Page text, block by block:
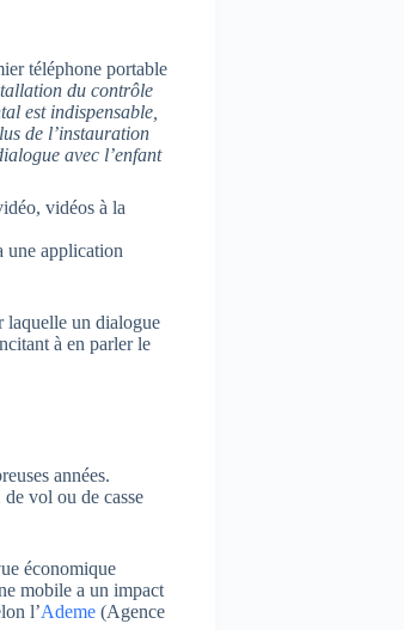
du contrôle
est indispensable,
de l’instauration
avec l’enfant
vidéos à la
une application
laquelle un dialogue
à en parler le
années.
vol ou de casse
économique
mobile a un impact
l’Ademe (Agence